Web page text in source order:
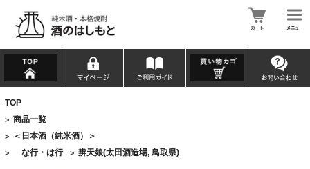
TOP
> 商品一覧
> ＜日本酒（純米酒）＞
> な行・は行 > 辨天娘(太田酒造場, 鳥取県)